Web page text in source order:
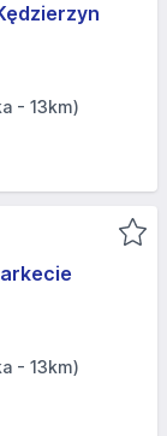
- 13km)
- 13km)